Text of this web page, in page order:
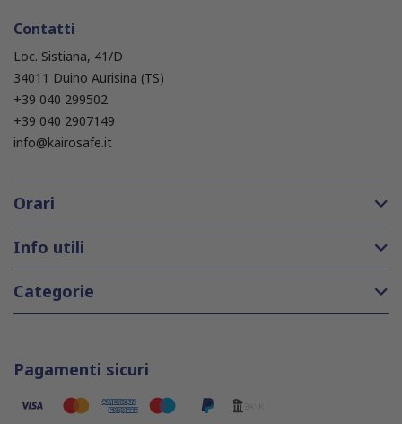
Contatti
Loc. Sistiana, 41/D
34011 Duino Aurisina (TS)
+39 040 299502
+39 040 2907149
info@kairosafe.it
Orari
Info utili
Categorie
Pagamenti sicuri